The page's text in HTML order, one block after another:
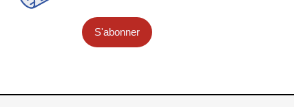
S'abonner